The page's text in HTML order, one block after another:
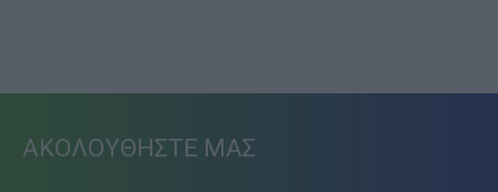
ΑΚΟΛΟΥΘΗΣΤΕ ΜΑΣ